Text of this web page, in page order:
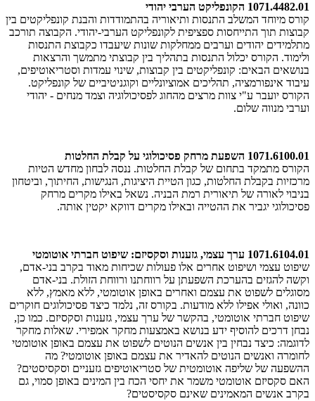
1071.4482.01 הקונפליקט הערבי יהודי
קורס מיוחד המשלב התנסות ותיאוריה בהתמודדות והבנת קונפליקטים בין
קבוצות תוך התייחסות ספציפית לקונפליקט הערבי-יהודי. הקבוצה תורכב
מתלמידים יהודים וערבים ממחלקות שונות שיעבדו כקבוצת התנסות
ולימוד. הקורס יכלול התנסות בתהליך בין קבוצתי מתמשך והרצאות
בנושאים הבאים: קונפליקטים בין קבוצות, שינוי עמדות וסטריאוטיפים,
עיבוד אינפורמציה, תהליכים אמוציונליים וקוגניטיביים של קונפליקט.
הקורס יועבר ע"י צוות מרצים מהחוג לפסיכולוגיה וצמד מנחים - יהודי
וערבי מנווה שלום.
1071.6100.01 השפעת מרחק פסיכולוגי על קבלת החלטות
הקורס מתמקד בתחום של קבלת החלטות. ננסה לבחון מחדש הטיות
מרכזיות בקבלת החלטות, כגון הטיית היציגות, הנגישות, החיתוך, וביטחון
בניבוי לאורה של תיאורית רמת הבניה. נשאל באילו מקרים מרחק
פסיכולוגי יגביר את ההטייה ובאילו מקרים דווקא יקטין אותה.
1071.6104.01 ערך עצמי, גזענות וסקסיזם: שיפוט חברתי אוטומטי
שיפוט עצמי ושיפוט אחרים אלו פעולות שכיחות מאוד בקרב בני-אדם,
וקשה להגזים בהערכת השפעתן על רווחתנו ורווחת הזולת. בני-אדם
מסוגלים לשפוט את עצמם ואחרים באופן אוטומטי, ללא מאמץ, ללא
כוונה, ואולי אפילו ללא מודעות. בקורס זה, נלמד כיצד פסיכולוגים חוקרים
שיפוט חברתי אוטומטי, בהקשר של ערך עצמי, גזענות וסקסיזם. כמו כן,
נבחן דרכים להוסיף ידע בנושא באמצעות מחקר אמפירי. שאלות מחקר
לדוגמה: כיצד נבחין בין אנשים הנוטים לשפוט את עצמם באופן אוטומטי
לחומרה ואנשים הנוטים להאדיר את עצמם באופן אוטומטי? מה
ההשפעה של שליפה אוטומטית של סטריאוטיפים גזעניים וסקסיסטים?
האם סקסיזם אוטומטי משמר את יחסי הכח בין המינים באופן סמוי, גם
בקרב אנשים המאמינים שאינם סקסיסטים?